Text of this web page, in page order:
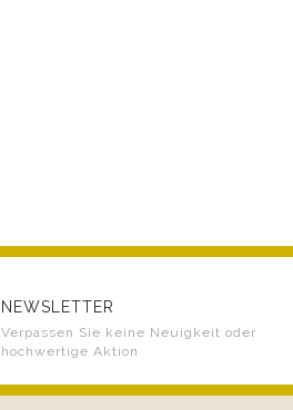
NEWSLETTER
Verpassen Sie keine Neuigkeit oder
hochwertige Aktion